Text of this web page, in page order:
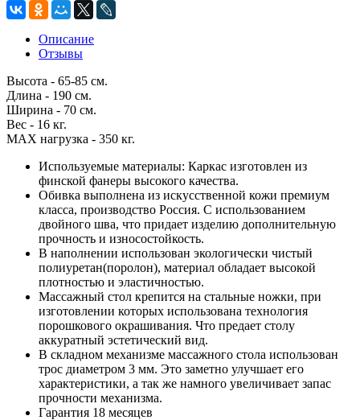
Описание
Отзывы
Высота - 65-85 см.
Длина - 190 см.
Ширина - 70 см.
Вес - 16 кг.
MAX нагрузка - 350 кг.
Используемые материалы: Каркас изготовлен из
финской фанеры высокого качества.
Обивка выполнена из искусственной кожи премиум
класса, производство Россия. С использованием
двойного шва, что придает изделию дополнительную
прочность и износостойкость.
В наполнении использован экологически чистый
полиуретан(поролон), материал обладает высокой
плотностью и эластичностью.
Массажный стол крепится на стальные ножки, при
изготовлении которых использована технология
порошкового окрашивания. Что предает столу
аккуратный эстетический вид.
В складном механизме массажного стола использован
трос диаметром 3 мм. Это заметно улучшает его
характеристики, а так же намного увеличивает запас
прочности механизма.
Гарантия 18 месяцев